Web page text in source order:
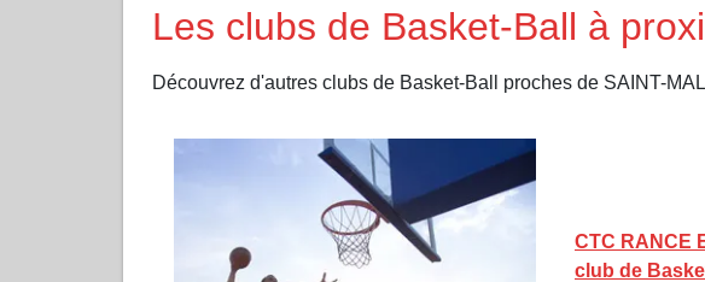
Les clubs de Basket-Ball à
Découvrez d'autres clubs de Basket-Ball proches de SAINT-
CTC RANCE
club de